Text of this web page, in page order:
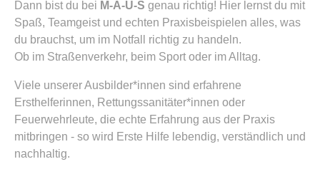
Dann bist du bei M-A-U-S genau richtig! Hier lernst du mit
Spaß, Teamgeist und echten Praxisbeispielen alles, was
du brauchst, um im Notfall richtig zu handeln.
Ob im Straßenverkehr, beim Sport oder im Alltag.
Viele unserer Ausbilder*innen sind erfahrene
Ersthelferinnen, Rettungssanitäter*innen oder
Feuerwehrleute, die echte Erfahrung aus der Praxis
mitbringen - so wird Erste Hilfe lebendig, verständlich und
nachhaltig.